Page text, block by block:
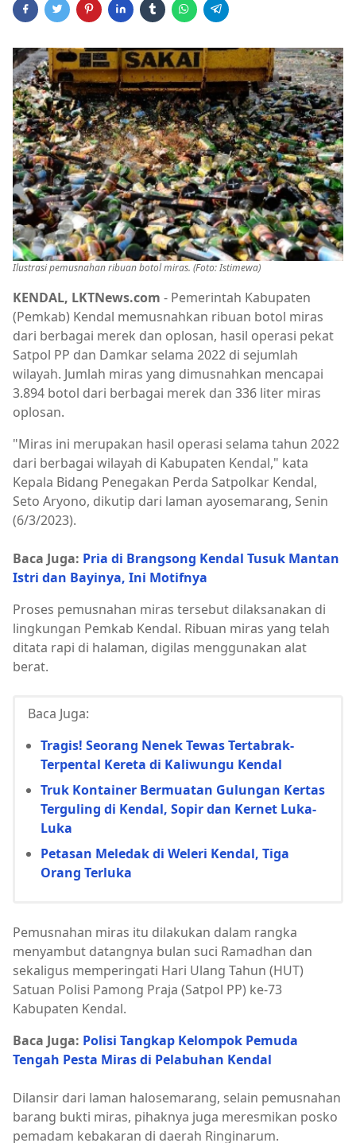
Ilustrasi pemusnahan ribuan botol miras. (Foto: Istimewa)
KENDAL, LKTNews.com - Pemerintah Kabupaten
(Pemkab) Kendal memusnahkan ribuan botol miras
dari berbagai merek dan oplosan, hasil operasi pekat
Satpol PP dan Damkar selama 2022 di sejumlah
wilayah. Jumlah miras yang dimusnahkan mencapai
3.894 botol dari berbagai merek dan 336 liter miras
oplosan.
"Miras ini merupakan hasil operasi selama tahun 2022
dari berbagai wilayah di Kabupaten Kendal," kata
Kepala Bidang Penegakan Perda Satpolkar Kendal,
Seto Aryono, dikutip dari laman ayosemarang, Senin
(6/3/2023).
Baca Juga: Pria di Brangsong Kendal Tusuk Mantan
Istri dan Bayinya, Ini Motifnya
Proses pemusnahan miras tersebut dilaksanakan di
lingkungan Pemkab Kendal. Ribuan miras yang telah
ditata rapi di halaman, digilas menggunakan alat
berat.
Baca Juga:
Tragis! Seorang Nenek Tewas Tertabrak-
Terpental Kereta di Kaliwungu Kendal
Truk Kontainer Bermuatan Gulungan Kertas
Terguling di Kendal, Sopir dan Kernet Luka-
Luka
Petasan Meledak di Weleri Kendal, Tiga
Orang Terluka
Pemusnahan miras itu dilakukan dalam rangka
menyambut datangnya bulan suci Ramadhan dan
sekaligus memperingati Hari Ulang Tahun (HUT)
Satuan Polisi Pamong Praja (Satpol PP) ke-73
Kabupaten Kendal.
Baca Juga: Polisi Tangkap Kelompok Pemuda
Tengah Pesta Miras di Pelabuhan Kendal
Dilansir dari laman halosemarang, selain pemusnahan
barang bukti miras, pihaknya juga meresmikan posko
pemadam kebakaran di daerah Ringinarum.